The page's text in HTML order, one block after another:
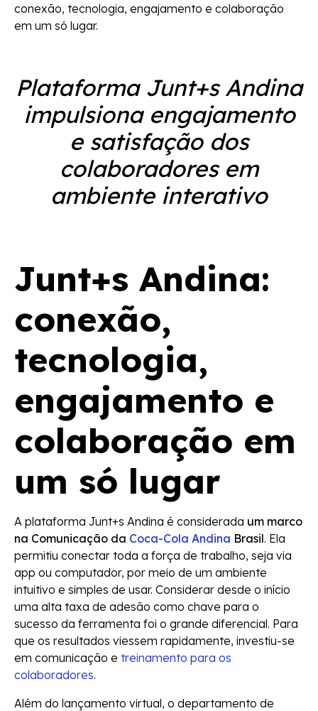
conexão, tecnologia, engajamento e colaboração
em um só lugar.
Plataforma Junt+s Andina
impulsiona engajamento
e satisfação dos
colaboradores em
ambiente interativo
Junt+s Andina:
conexão,
tecnologia,
engajamento e
colaboração em
um só lugar
A plataforma Junt+s Andina é considerada um marco
na Comunicação da Coca-Cola Andina Brasil. Ela
permitiu conectar toda a força de trabalho, seja via
app ou computador, por meio de um ambiente
intuitivo e simples de usar. Considerar desde o início
uma alta taxa de adesão como chave para o
sucesso da ferramenta foi o grande diferencial. Para
que os resultados viessem rapidamente, investiu-se
em comunicação e treinamento para os
colaboradores.
Além do lançamento virtual, o departamento de